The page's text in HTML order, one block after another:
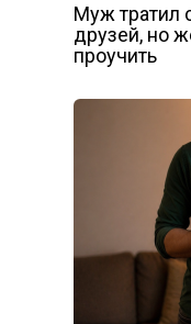
Муж тратил
друзей, но
проучить